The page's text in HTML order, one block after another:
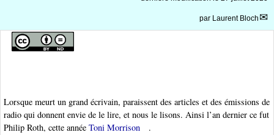
par Laurent Bloch
Lorsque meurt un grand écrivain, paraissent des articles et des émissions de
radio qui donnent envie de le lire, et nous le lisons. Ainsi l’an dernier ce fut
Philip Roth, cette année Toni Morrison
.